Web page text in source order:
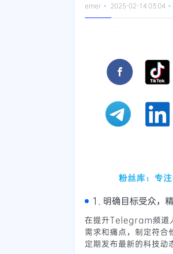
emer 2025-02-14 03:04
1. 明确目标受众，
在提升Telegram频道
需求和痛点，制定符合
定期发布最新的科技动